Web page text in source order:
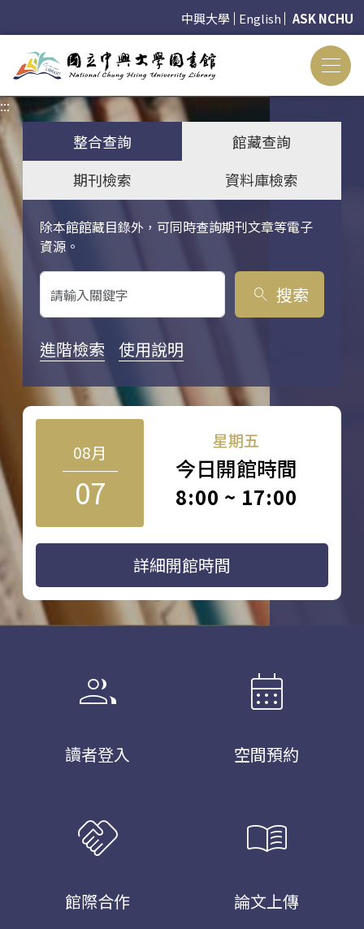
中興大學 English ASK NCHU
:::
整合查詢
館藏查詢
期刊檢索
資料庫檢索
除本館館藏目錄外，可同時查詢期刊文章等電子
資源。
關鍵字搜尋
search 搜索
進階檢索 使用說明
08月
07
星期五
今日開館時間
8:00 ~ 17:00
詳細開館時間
group
讀者登入
calendar_month
空間預約
handshake
館際合作
menu_book
論文上傳